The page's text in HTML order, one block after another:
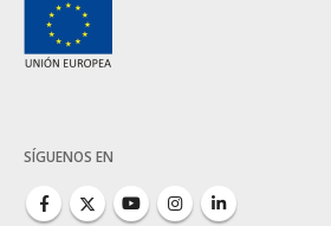
SÍGUENOS EN